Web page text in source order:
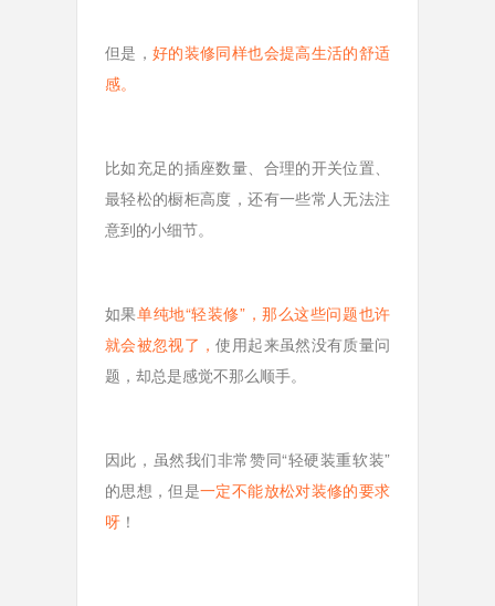
但是， 好的装修同样也会提高生活的舒适
感。
比如充足的插座数量、合理的开关位置、
最轻松的橱柜高度，还有一些常人无法注
意到的小细节。
如果单纯地“轻装修”，那么这些问题也许
就会被忽视了 ，使用起来虽然没有质量问
题，却总是感觉不那么顺手。
因此，虽然我们非常赞同“轻硬装重软装”
的思想，但是一定不能放松对装修的要求
呀！